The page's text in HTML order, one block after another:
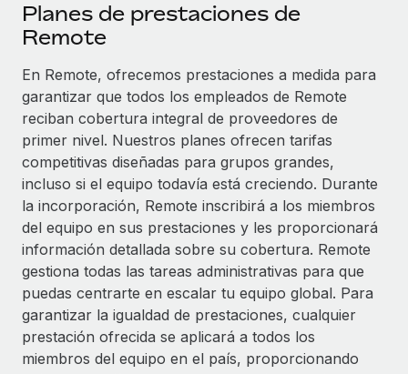
Optimiza los procesos con herramientas empresariales
esenciales.
SERVICIOS
Pregunta a un experto
Obtén ayuda de gente experta en RR. HH. globales
y cumplimiento normativo.
Comprobaciones de antecedentes
Simplifica los procesos de cribado de candidatos.
Cumplimiento normativo
Adelántate a los riesgos de cumplimiento
normativo.
Gestión de dispositivos
Asociarse
Descubre oportunidades de colaborar con nosotros.
Remote Build Próximamente
Consultoría de integraciones y automatización con IA.
CASOS PRÁCTICOS
Información sobre salarios y talento
Obtén ayuda
Consulta todos los recursos
Nómina global
EOR y PEO
Contractor Management
Impuestos
Planes de prestaciones de
Remote
En Remote, ofrecemos prestaciones a medida para
garantizar que todos los empleados de Remote
reciban cobertura integral de proveedores de
primer nivel. Nuestros planes ofrecen tarifas
competitivas diseñadas para grupos grandes,
incluso si el equipo todavía está creciendo. Durante
la incorporación, Remote inscribirá a los miembros
del equipo en sus prestaciones y les proporcionará
información detallada sobre su cobertura. Remote
gestiona todas las tareas administrativas para que
puedas centrarte en escalar tu equipo global. Para
garantizar la igualdad de prestaciones, cualquier
prestación ofrecida se aplicará a todos los
miembros del equipo en el país, proporcionando